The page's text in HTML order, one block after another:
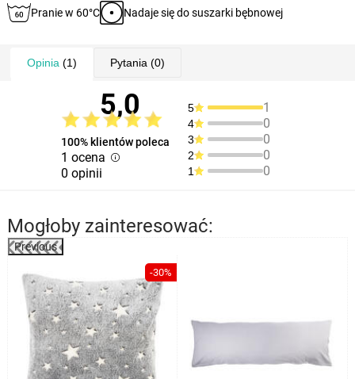
Pranie w 60°C Nadaje się do suszarki bębnowej
Opinia (1) Pytania (0)
5,0
100% klientów poleca
1 ocena
0 opinii
5 1
4 0
3 0
2 0
1 0
Mogłoby zainteresować:
Previous
-30%